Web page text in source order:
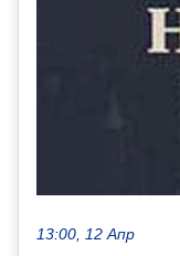
13:00, 12 Апр